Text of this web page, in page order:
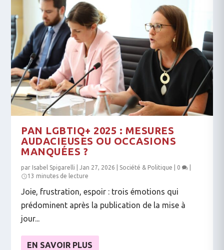
PAN LGBTIQ+ 2025 : MESURES
AUDACIEUSES OU OCCASIONS
MANQUÉES ?
par Isabel Spigarelli |Jan 27, 2026 Société & Politique 0
13 minutes de lecture
Joie, frustration, espoir : trois émotions qui
prédominent après la publication de la mise à
jour...
EN SAVOIR PLUS